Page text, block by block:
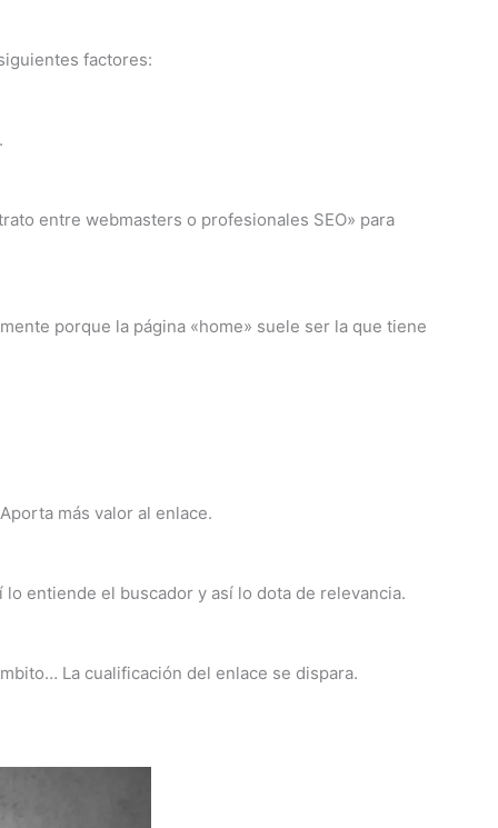
factores:
entre webmasters o profesionales SEO» para
porque la página «home» suele ser la que tiene
más valor al enlace.
entiende el buscador y así lo dota de relevancia.
La cualificación del enlace se dispara.